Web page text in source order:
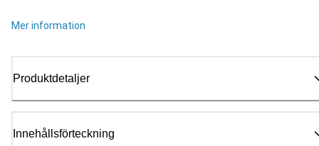
Mer information
Produktdetaljer
Innehållsförteckning